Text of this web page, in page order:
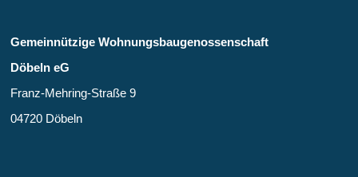
Gemein­nützige Wohnungs­bau­genossen­schaft
Döbeln eG
Franz-Mehring-Straße 9
04720 Döbeln